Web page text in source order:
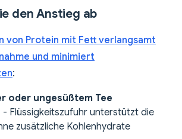
den Anstieg ab
von Protein mit Fett verlangsamt
und minimiert
:
oder ungesüßtem Tee
- Flüssigkeitszufuhr unterstützt die
zusätzliche Kohlenhydrate